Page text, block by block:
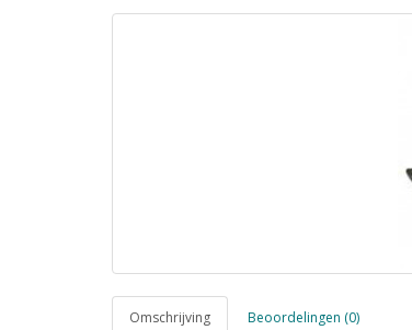
Omschrijving Beoordelingen (0)